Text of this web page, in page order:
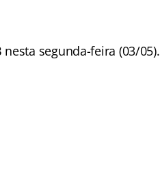
segunda-feira (03/05).